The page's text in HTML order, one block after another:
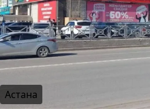
Астана